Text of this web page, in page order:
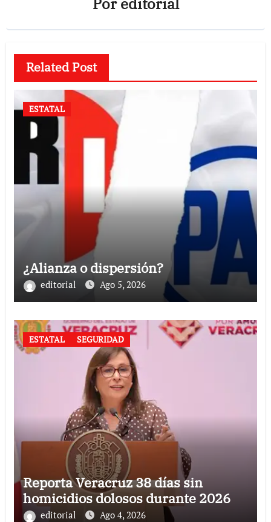
Related Post
ESTATAL
¿Alianza o dispersión?
editorial Ago 5, 2026
ESTATAL SEGURIDAD
Reporta Veracruz 38 días sin
homicidios dolosos durante 2026
editorial Ago 4, 2026